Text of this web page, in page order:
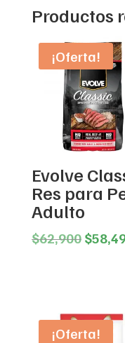
Productos
¡Oferta!
Evolve
Res para
Adulto
$62,900 $
¡Oferta!